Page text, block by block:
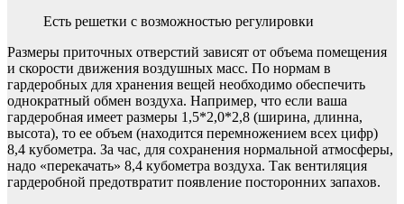
Есть решетки с возможностью регулировки
Размеры приточных отверстий зависят от объема помещения
и скорости движения воздушных масс. По нормам в
гардеробных для хранения вещей необходимо обеспечить
однократный обмен воздуха. Например, что если ваша
гардеробная имеет размеры 1,5*2,0*2,8 (ширина, длинна,
высота), то ее объем (находится перемножением всех цифр)
8,4 кубометра. За час, для сохранения нормальной атмосферы,
надо «перекачать» 8,4 кубометра воздуха. Так вентиляция
гардеробной предотвратит появление посторонних запахов.